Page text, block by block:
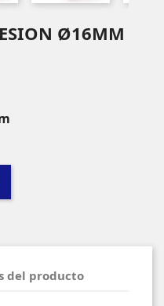
Ø16MM
del producto